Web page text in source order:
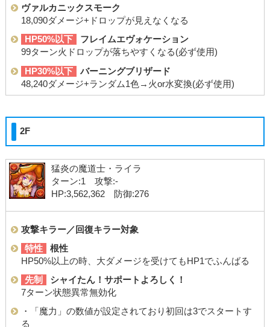
ヴァルカニックスモーク
18,090ダメージ+ドロップが見えなくなる
HP50%以下
フレイムエヴォケーション
99ターン火ドロップが落ちやすくなる(必ず使用)
HP30%以下
バーニングブリザード
48,240ダメージ+ランダム1色→火or水変換(必ず使用)
2F
猛炎の魔道士・ライラ
ターン:1 攻撃:-
HP:3,562,362 防御:276
攻撃キラー／回復キラー対象
特性
根性
HP50%以上の時、大ダメージを受けてもHP1でふんばる
先制
シャイたん！サポートよろしく！
7ターン状態異常無効化
・「魔力」の数値が設定されており初回は3でスタートす
る